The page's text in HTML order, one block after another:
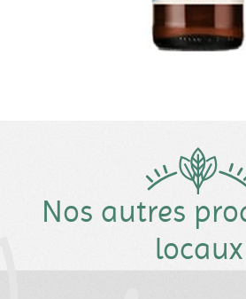
Nos autres
locaux